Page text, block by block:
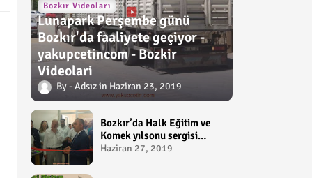
Bozkır Videoları
Lunapark Perşembe günü
Bozkır'da faaliyete geçiyor -
yakupcetincom - Bozkir
Videolari
Adsız Haziran 23, 2019
Bozkır’da Halk Eğitim ve
Komek yılsonu sergisi
gerçekleştirildi-
Haziran 27, 2019